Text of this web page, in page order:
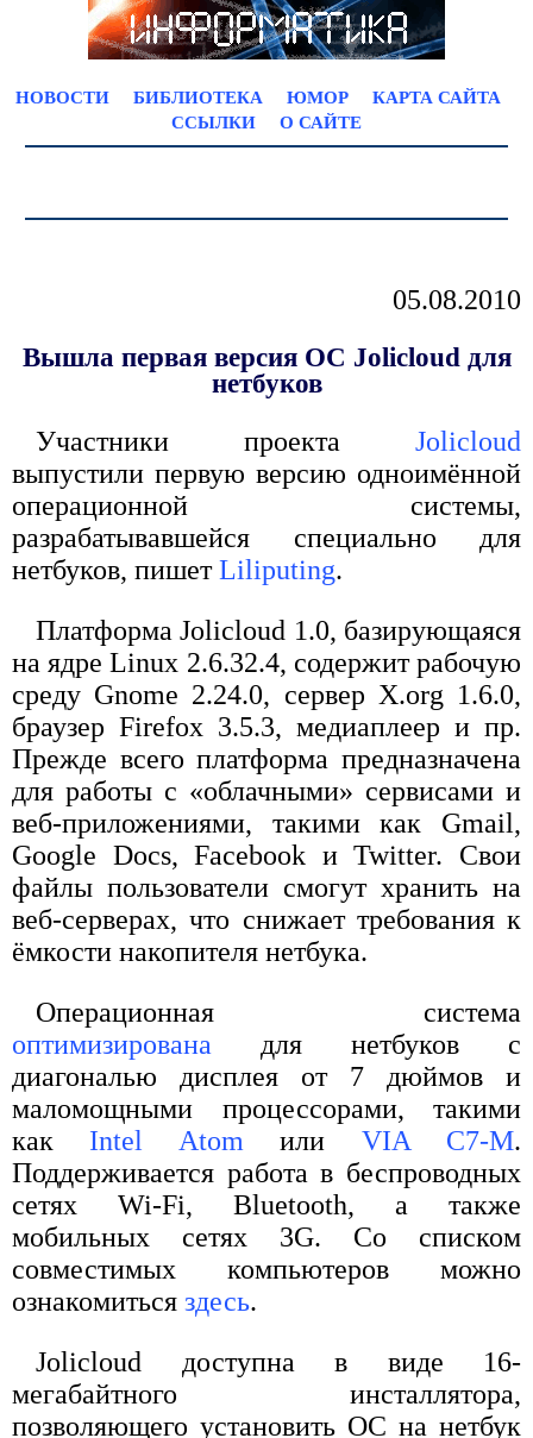
НОВОСТИ БИБЛИОТЕКА ЮМОР
КАРТА САЙТА
ССЫЛКИ
О САЙТЕ
05.08.2010
Вышла первая версия ОС Jolicloud для
нетбуков
Участники проекта Jolicloud
выпустили первую версию одноимённой
операционной системы,
разрабатывавшейся специально для
нетбуков, пишетLiliputing.
Платформа Jolicloud 1.0, базирующаяся
на ядре Linux 2.6.32.4, содержит рабочую
среду Gnome 2.24.0, сервер X.org 1.6.0,
браузер Firefox 3.5.3, медиаплеер и пр.
Прежде всего платформа предназначена
для работы с «облачными» сервисами и
веб-приложениями, такими как Gmail,
Google Docs, Facebook и Twitter. Свои
файлы пользователи смогут хранить на
веб-серверах, что снижает требования к
ёмкости накопителя нетбука.
Операционная система
оптимизирована для нетбуков с
диагональю дисплея от 7 дюймов и
маломощными процессорами, такими
как Intel Atom или VIA C7-M.
Поддерживается работа в беспроводных
сетях Wi-Fi, Bluetooth, а также
мобильных сетях 3G. Со списком
совместимых компьютеров можно
ознакомиться здесь.
Jolicloud доступна в виде 16-
мегабайтного инсталлятора,
позволяющего установить ОС на нетбук